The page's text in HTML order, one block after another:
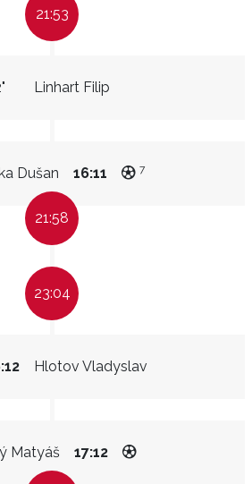
21:53
Linhart Filip
Dušan 16:11 7
21:58
23:04
Hlotov Vladyslav
Matyáš 17:12